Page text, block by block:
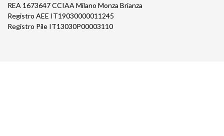
REA 1673647 CCIAA Milano Monza Brianza
Registro AEE IT19030000011245
Registro Pile IT13030P00003110